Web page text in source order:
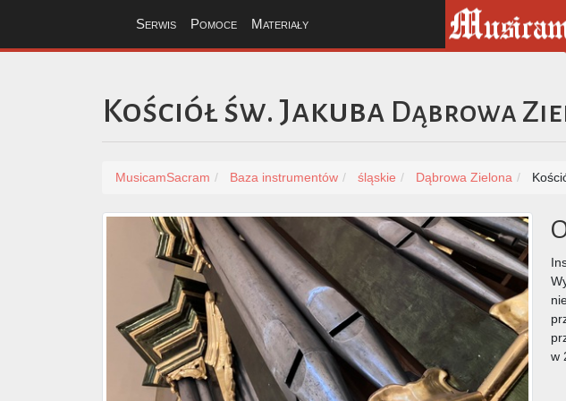
Serwis Pomoce Materiały
Kościół św. Jakuba Dąbrowa
MusicamSacram Baza instrumentów śląskie Dąbrowa Zielona
w